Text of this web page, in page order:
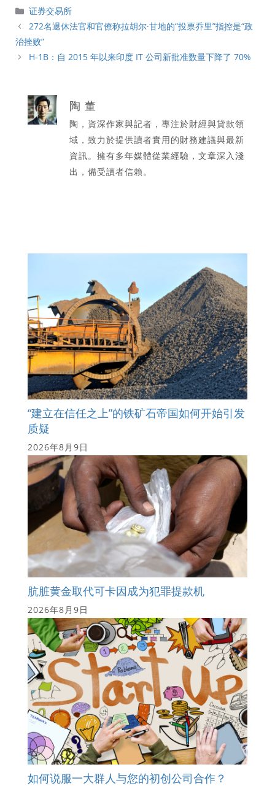
分
類
证券交易所
272名退休法官和官僚称拉胡尔·甘地的“投票乔里”指控是“政
治挫败”
H-1B：自 2015 年以来印度 IT 公司新批准数量下降了 70%
陶 董
陶，資深作家與記者，專注於財經與貸款領
域，致力於提供讀者實用的財務建議與最新
資訊。擁有多年媒體從業經驗，文章深入淺
出，備受讀者信賴。
“建立在信任之上”的铁矿石帝国如何开始引发
质疑
2026年8月9日
肮脏黄金取代可卡因成为犯罪提款机
2026年8月9日
如何说服一大群人与您的初创公司合作？